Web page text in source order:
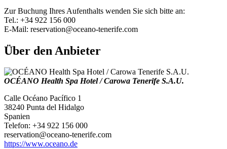
Zur Buchung Ihres Aufenthalts wenden Sie sich bitte an:
Tel.: +34 922 156 000
E-Mail: reservation@oceano-tenerife.com
Über den Anbieter
OCÉANO Health Spa Hotel / Carowa Tenerife S.A.U.
Calle Océano Pacífico 1
38240 Punta del Hidalgo
Spanien
Telefon: +34 922 156 000
reservation@oceano-tenerife.com
https://www.oceano.de